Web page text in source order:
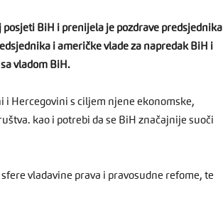
BiH i prenijela je pozdrave predsjednika
i američke vlade za napredak BiH i
vladom BiH.
i Hercegovini s ciljem njene ekonomske,
kao i potrebi da se BiH značajnije suoči
vladavine prava i pravosudne refome, te